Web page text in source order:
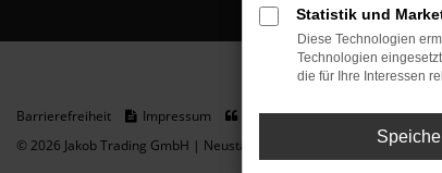
Barrierefreiheit Impressum Datenschutz
Cookie
© 2026 Jakob Trading GmbH | Neustädter Straße 1 | DE-08223
Statistik und
Diese Technologien
Technologien
die für Ihre Interessen